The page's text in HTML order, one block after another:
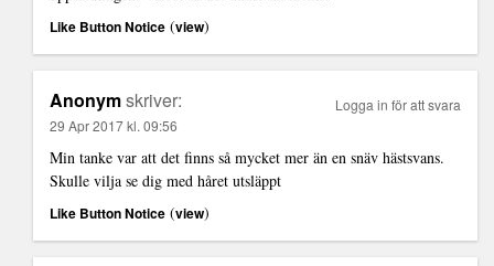
Like Button Notice (view)
Anonymskriver:
29 Apr 2017 kl. 09:56
Min tanke var att det finns så mycket mer än en snäv hästsvans.
Skulle vilja se dig med håret utsläppt
Like Button Notice (view)
Logga in för att svara